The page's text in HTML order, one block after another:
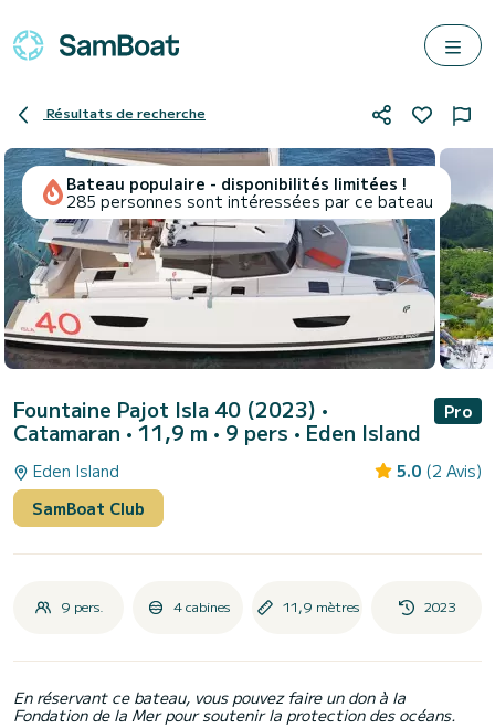
Résultats de recherche
Bateau populaire - disponibilités limitées !
285 personnes sont intéressées par ce bateau
Fountaine Pajot Isla 40 (2023) •
Catamaran • 11,9 m • 9 pers • Eden Island
Pro
Eden Island 5.0 (2 Avis)
SamBoat Club
9 pers. 4 cabines 11,9 mètres 2023
En réservant ce bateau, vous pouvez faire un don à la
Fondation de la Mer pour soutenir la protection des océans.